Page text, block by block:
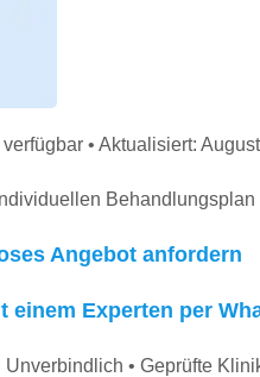
• Aktualisiert:
Behandlungsplan
Angebot anfordern
einem Experten per
Unverbindlich • Geprüfte